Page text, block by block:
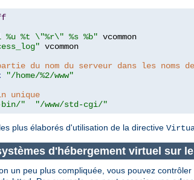
%u %t \"%r\" %s %b"
vcommon
du nom du serveur dans les noms
"/home/%2/www"
unique
" "/www/std-cgi/"
plus élaborés d'utilisation de la directive
d'hébergement virtuel sur
un peu plus compliquée, vous pouvez